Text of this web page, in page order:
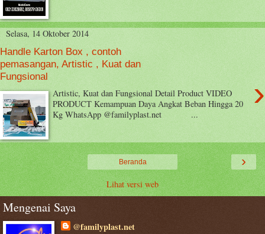
Selasa, 14 Oktober 2014
Handle Karton Box , contoh
pemasangan, Artistic , Kuat dan
Fungsional
›
Artistic, Kuat dan Fungsional Detail Product VIDEO
PRODUCT Kemampuan Daya Angkat Beban Hingga 20
Kg WhatsApp @familyplast.net ...
›
Beranda
Lihat versi web
Mengenai Saya
@familyplast.net